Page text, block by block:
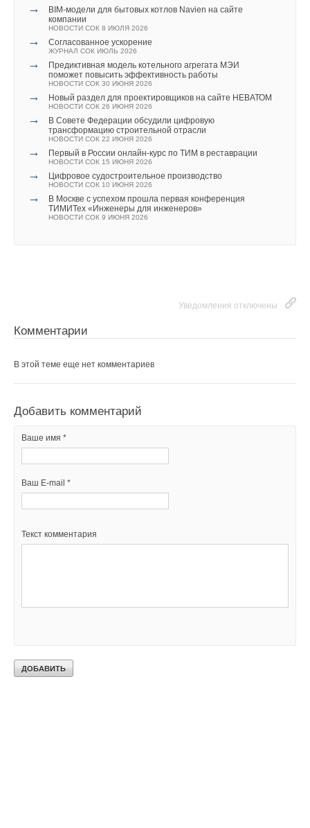
→
BIM-модели для бытовых котлов Navien на сайте
компании
НОВОСТИ СОК 8 ИЮЛЯ 2026
→ Согласованное ускорение
ЖУРНАЛ СОК ИЮЛЬ 2026
→
Предиктивная модель котельного агрегата МЭИ
поможет повысить эффективность работы
НОВОСТИ СОК 30 ИЮНЯ 2026
→ Новый раздел для проектировщиков на сайте НЕВАТОМ
НОВОСТИ СОК 26 ИЮНЯ 2026
→
В Совете Федерации обсудили цифровую
трансформацию строительной отрасли
НОВОСТИ СОК 22 ИЮНЯ 2026
→ Первый в России онлайн-курс по ТИМ в реставрации
НОВОСТИ СОК 15 ИЮНЯ 2026
→ Цифровое судостроительное производство
НОВОСТИ СОК 10 ИЮНЯ 2026
→
В Москве с успехом прошла первая конференция
ТИМИТех «Инженеры для инженеров»
НОВОСТИ СОК 9 ИЮНЯ 2026
Уведомления отключены
Комментарии
В этой теме еще нет комментариев
Добавить комментарий
Ваше имя *
Ваш E-mail *
Текст комментария